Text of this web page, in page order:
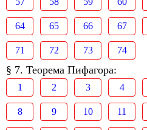
64 65 66 67
71 72 73 74
§ 7. Теорема Пифагора:
1 2 3 4
8 9 10 11